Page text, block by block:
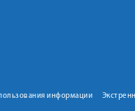
информации